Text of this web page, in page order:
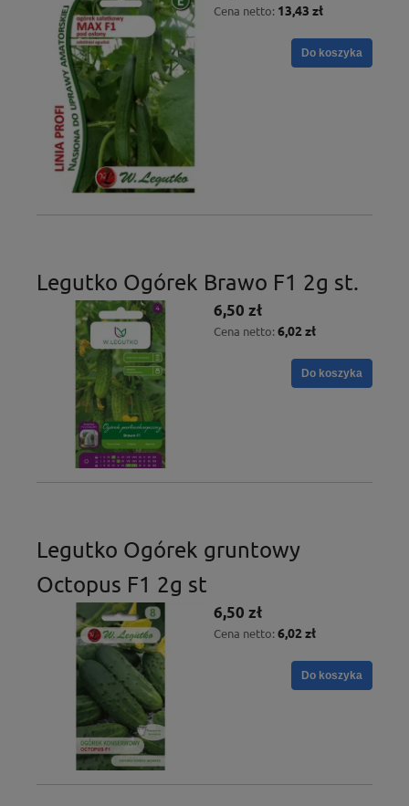
Cena netto: 13,43 zł
Do koszyka
Legutko Ogórek Brawo F1 2g st.
6,50 zł
Cena netto: 6,02 zł
Do koszyka
Legutko Ogórek gruntowy
Octopus F1 2g st
6,50 zł
Cena netto: 6,02 zł
Do koszyka